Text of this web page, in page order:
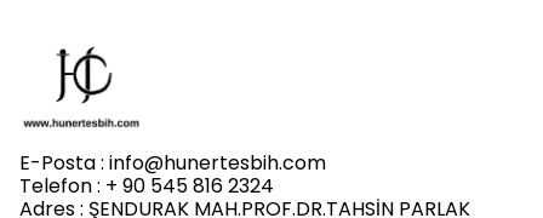
E-Posta : info@hunertesbih.com
Telefon : + 90 545 816 2324
Adres : ŞENDURAK MAH.PROF.DR.TAHSİN PARLAK